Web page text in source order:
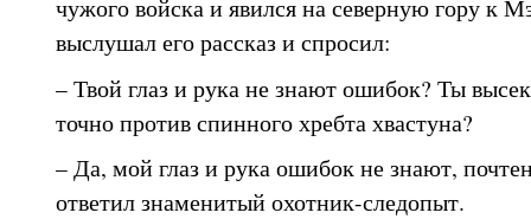
чужого войска и явился на северную гору к
выслушал его рассказ и спросил:
– Твой глаз и рука не знают ошибок? Ты
точно против спинного хребта хвастуна?
– Да, мой глаз и рука ошибок не знают,
ответил знаменитый охотник-следопыт.